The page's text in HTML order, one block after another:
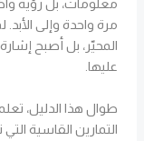
معلومات، بل رؤية
مرة واحدة وإلى الأبد.
المحيّر، بل أصبح
عليها.
طوال هذا الدليل،
التمارين القاسية